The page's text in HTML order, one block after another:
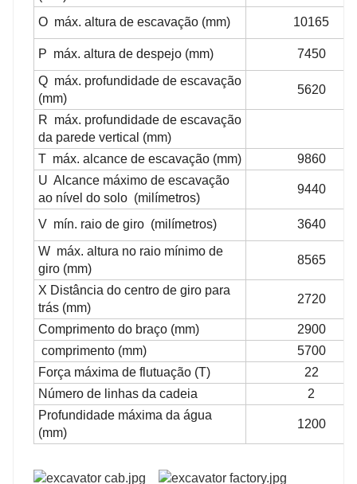
O máx. altura de escavação (mm)
10165
P máx. altura de despejo (mm)
7450
Q máx. profundidade de escavação
(mm)
5620
R máx. profundidade de escavação
da parede vertical (mm)
T máx. alcance de escavação (mm)
9860
U Alcance máximo de escavação
ao nível do solo (milímetros)
9440
V mín. raio de giro (milímetros)
3640
W máx. altura no raio mínimo de
giro (mm)
8565
X Distância do centro de giro para
trás (mm)
2720
Comprimento do braço (mm)
2900
comprimento (mm)
5700
Força máxima de flutuação (T)
22
Número de linhas da cadeia
2
Profundidade máxima da água
(mm)
1200